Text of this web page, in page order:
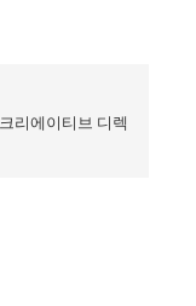
리에이티브 디렉